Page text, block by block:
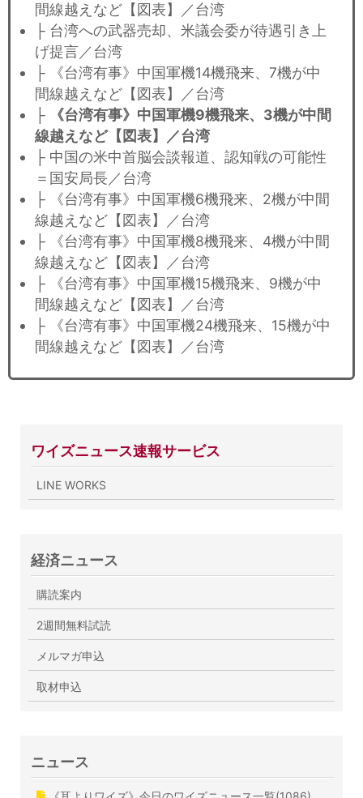
間線越えなど【図表】／台湾
├ 台湾への武器売却、米議会委が待遇引き上
げ提言／台湾
├ 《台湾有事》中国軍機14機飛来、7機が中
間線越えなど【図表】／台湾
├
《台湾有事》中国軍機9機飛来、3機が中間
線越えなど【図表】／台湾
├ 中国の米中首脳会談報道、認知戦の可能性
＝国安局長／台湾
├ 《台湾有事》中国軍機6機飛来、2機が中間
線越えなど【図表】／台湾
├ 《台湾有事》中国軍機8機飛来、4機が中間
線越えなど【図表】／台湾
├ 《台湾有事》中国軍機15機飛来、9機が中
間線越えなど【図表】／台湾
├ 《台湾有事》中国軍機24機飛来、15機が中
間線越えなど【図表】／台湾
ワイズニュース速報サービス
LINE WORKS
経済ニュース
購読案内
2週間無料試読
メルマガ申込
取材申込
ニュース